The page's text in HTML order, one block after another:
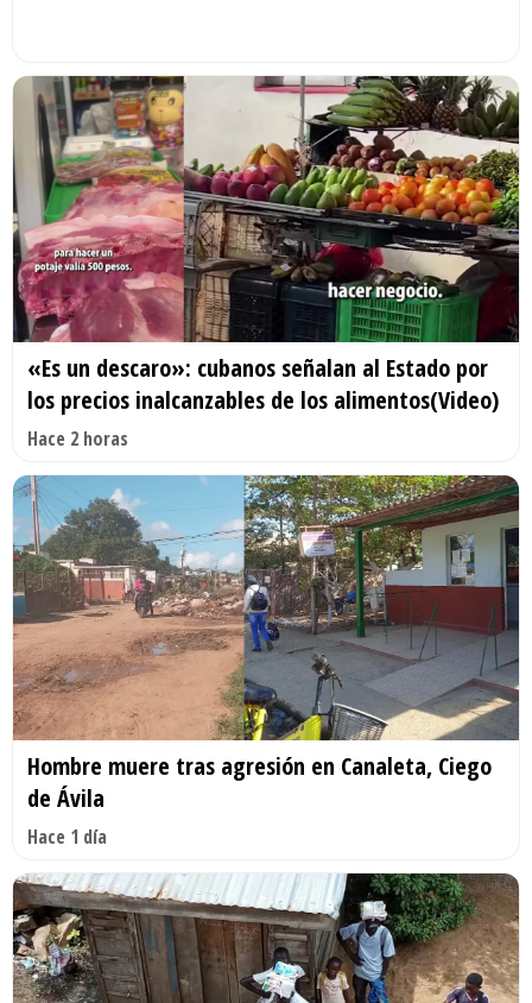
«Es un descaro»: cubanos señalan al Estado por
los precios inalcanzables de los alimentos(Video)
Hace 2 horas
Hombre muere tras agresión en Canaleta, Ciego
de Ávila
Hace 1 día